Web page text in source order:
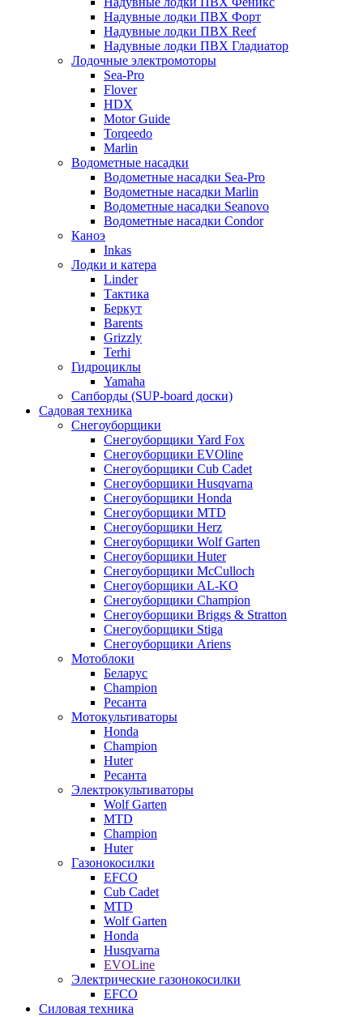
Надувные лодки ПВХ Форт
Надувные лодки ПВХ Reef
Надувные лодки ПВХ Гладиатор
Лодочные электромоторы
Sea-Pro
Flover
HDX
Motor Guide
Torqeedo
Marlin
Водометные насадки
Водометные насадки Sea-Pro
Водометные насадки Marlin
Водометные насадки Seanovo
Водометные насадки Condor
Каноэ
Inkas
Лодки и катера
Linder
Тактика
Беркут
Barents
Grizzly
Terhi
Гидроциклы
Yamaha
Сапборды (SUP-board доски)
Садовая техника
Снегоуборщики
Снегоуборщики Yard Fox
Снегоуборщики EVOline
Снегоуборщики Cub Cadet
Снегоуборщики Husqvarna
Снегоуборщики Honda
Снегоуборщики MTD
Снегоуборщики Herz
Снегоуборщики Wolf Garten
Снегоуборщики Huter
Снегоуборщики McCulloch
Снегоуборщики AL-KO
Снегоуборщики Champion
Снегоуборщики Briggs & Stratton
Снегоуборщики Stiga
Снегоуборщики Ariens
Мотоблоки
Беларус
Champion
Ресанта
Мотокультиваторы
Honda
Champion
Huter
Ресанта
Электрокультиваторы
Wolf Garten
MTD
Champion
Huter
Газонокосилки
EFCO
Cub Cadet
MTD
Wolf Garten
Honda
Husqvarna
EVOLine
Электрические газонокосилки
EFCO
Силовая техника